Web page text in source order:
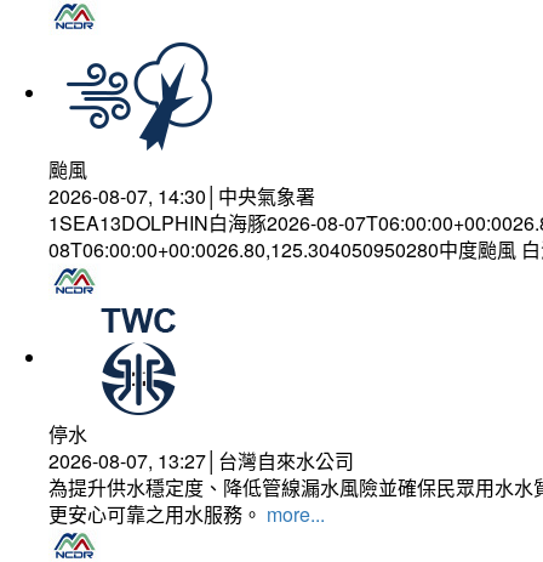
颱風
2026-08-07, 14:30│中央氣象署
1SEA13DOLPHIN白海豚2026-08-
08T06:00:00+00:0026.80,125.304050950280中度颱風
停水
2026-08-07, 13:27│台灣自來水公司
為提升供水穩定度、降低管線漏水風險並確保民眾用水
更安心可靠之用水服務。 more...